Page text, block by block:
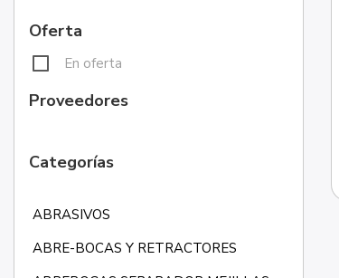
Oferta
En oferta
Proveedores
Categorías
ABRASIVOS
ABRE-BOCAS Y RETRACTORES